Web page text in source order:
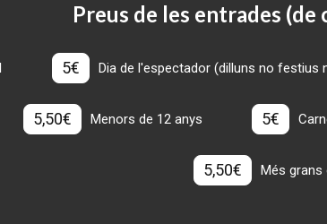
Preus de les entrades (de
5€ Dia de l'espectador (dilluns no festius
5,50€ Menors de 12 anys 5€
5,50€ Més grans